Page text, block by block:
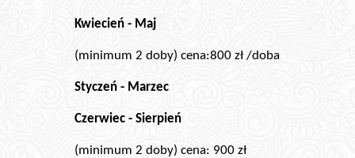
Kwiecień - Maj
(minimum 2 doby) cena:800 zł /doba
Styczeń - Marzec
Czerwiec - Sierpień
(minimum 2 doby) cena: 900 zł